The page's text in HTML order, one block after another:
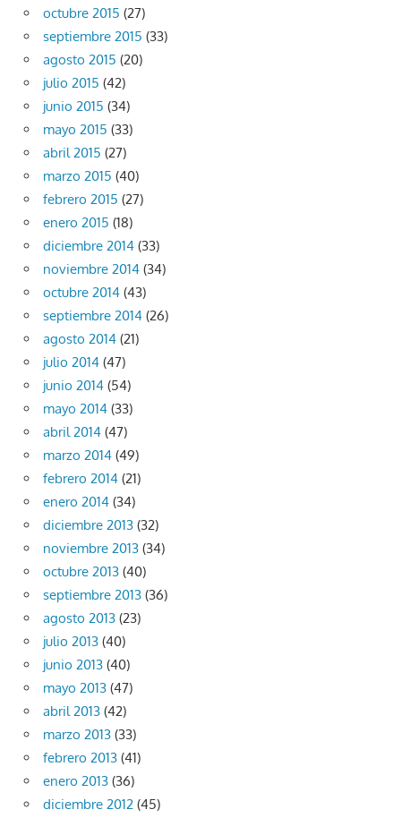
octubre 2015 (27)
septiembre 2015 (33)
agosto 2015 (20)
julio 2015 (42)
junio 2015 (34)
mayo 2015 (33)
abril 2015 (27)
marzo 2015 (40)
febrero 2015 (27)
enero 2015 (18)
diciembre 2014 (33)
noviembre 2014 (34)
octubre 2014 (43)
septiembre 2014 (26)
agosto 2014 (21)
julio 2014 (47)
junio 2014 (54)
mayo 2014 (33)
abril 2014 (47)
marzo 2014 (49)
febrero 2014 (21)
enero 2014 (34)
diciembre 2013 (32)
noviembre 2013 (34)
octubre 2013 (40)
septiembre 2013 (36)
agosto 2013 (23)
julio 2013 (40)
junio 2013 (40)
mayo 2013 (47)
abril 2013 (42)
marzo 2013 (33)
febrero 2013 (41)
enero 2013 (36)
diciembre 2012 (45)